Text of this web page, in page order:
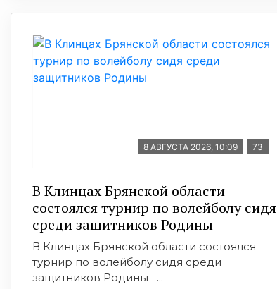
8 АВГУСТА 2026, 10:09 73
В Клинцах Брянской области
состоялся турнир по волейболу сидя
среди защитников Родины
В Клинцах Брянской области состоялся
турнир по волейболу сидя среди
защитников Родины ...